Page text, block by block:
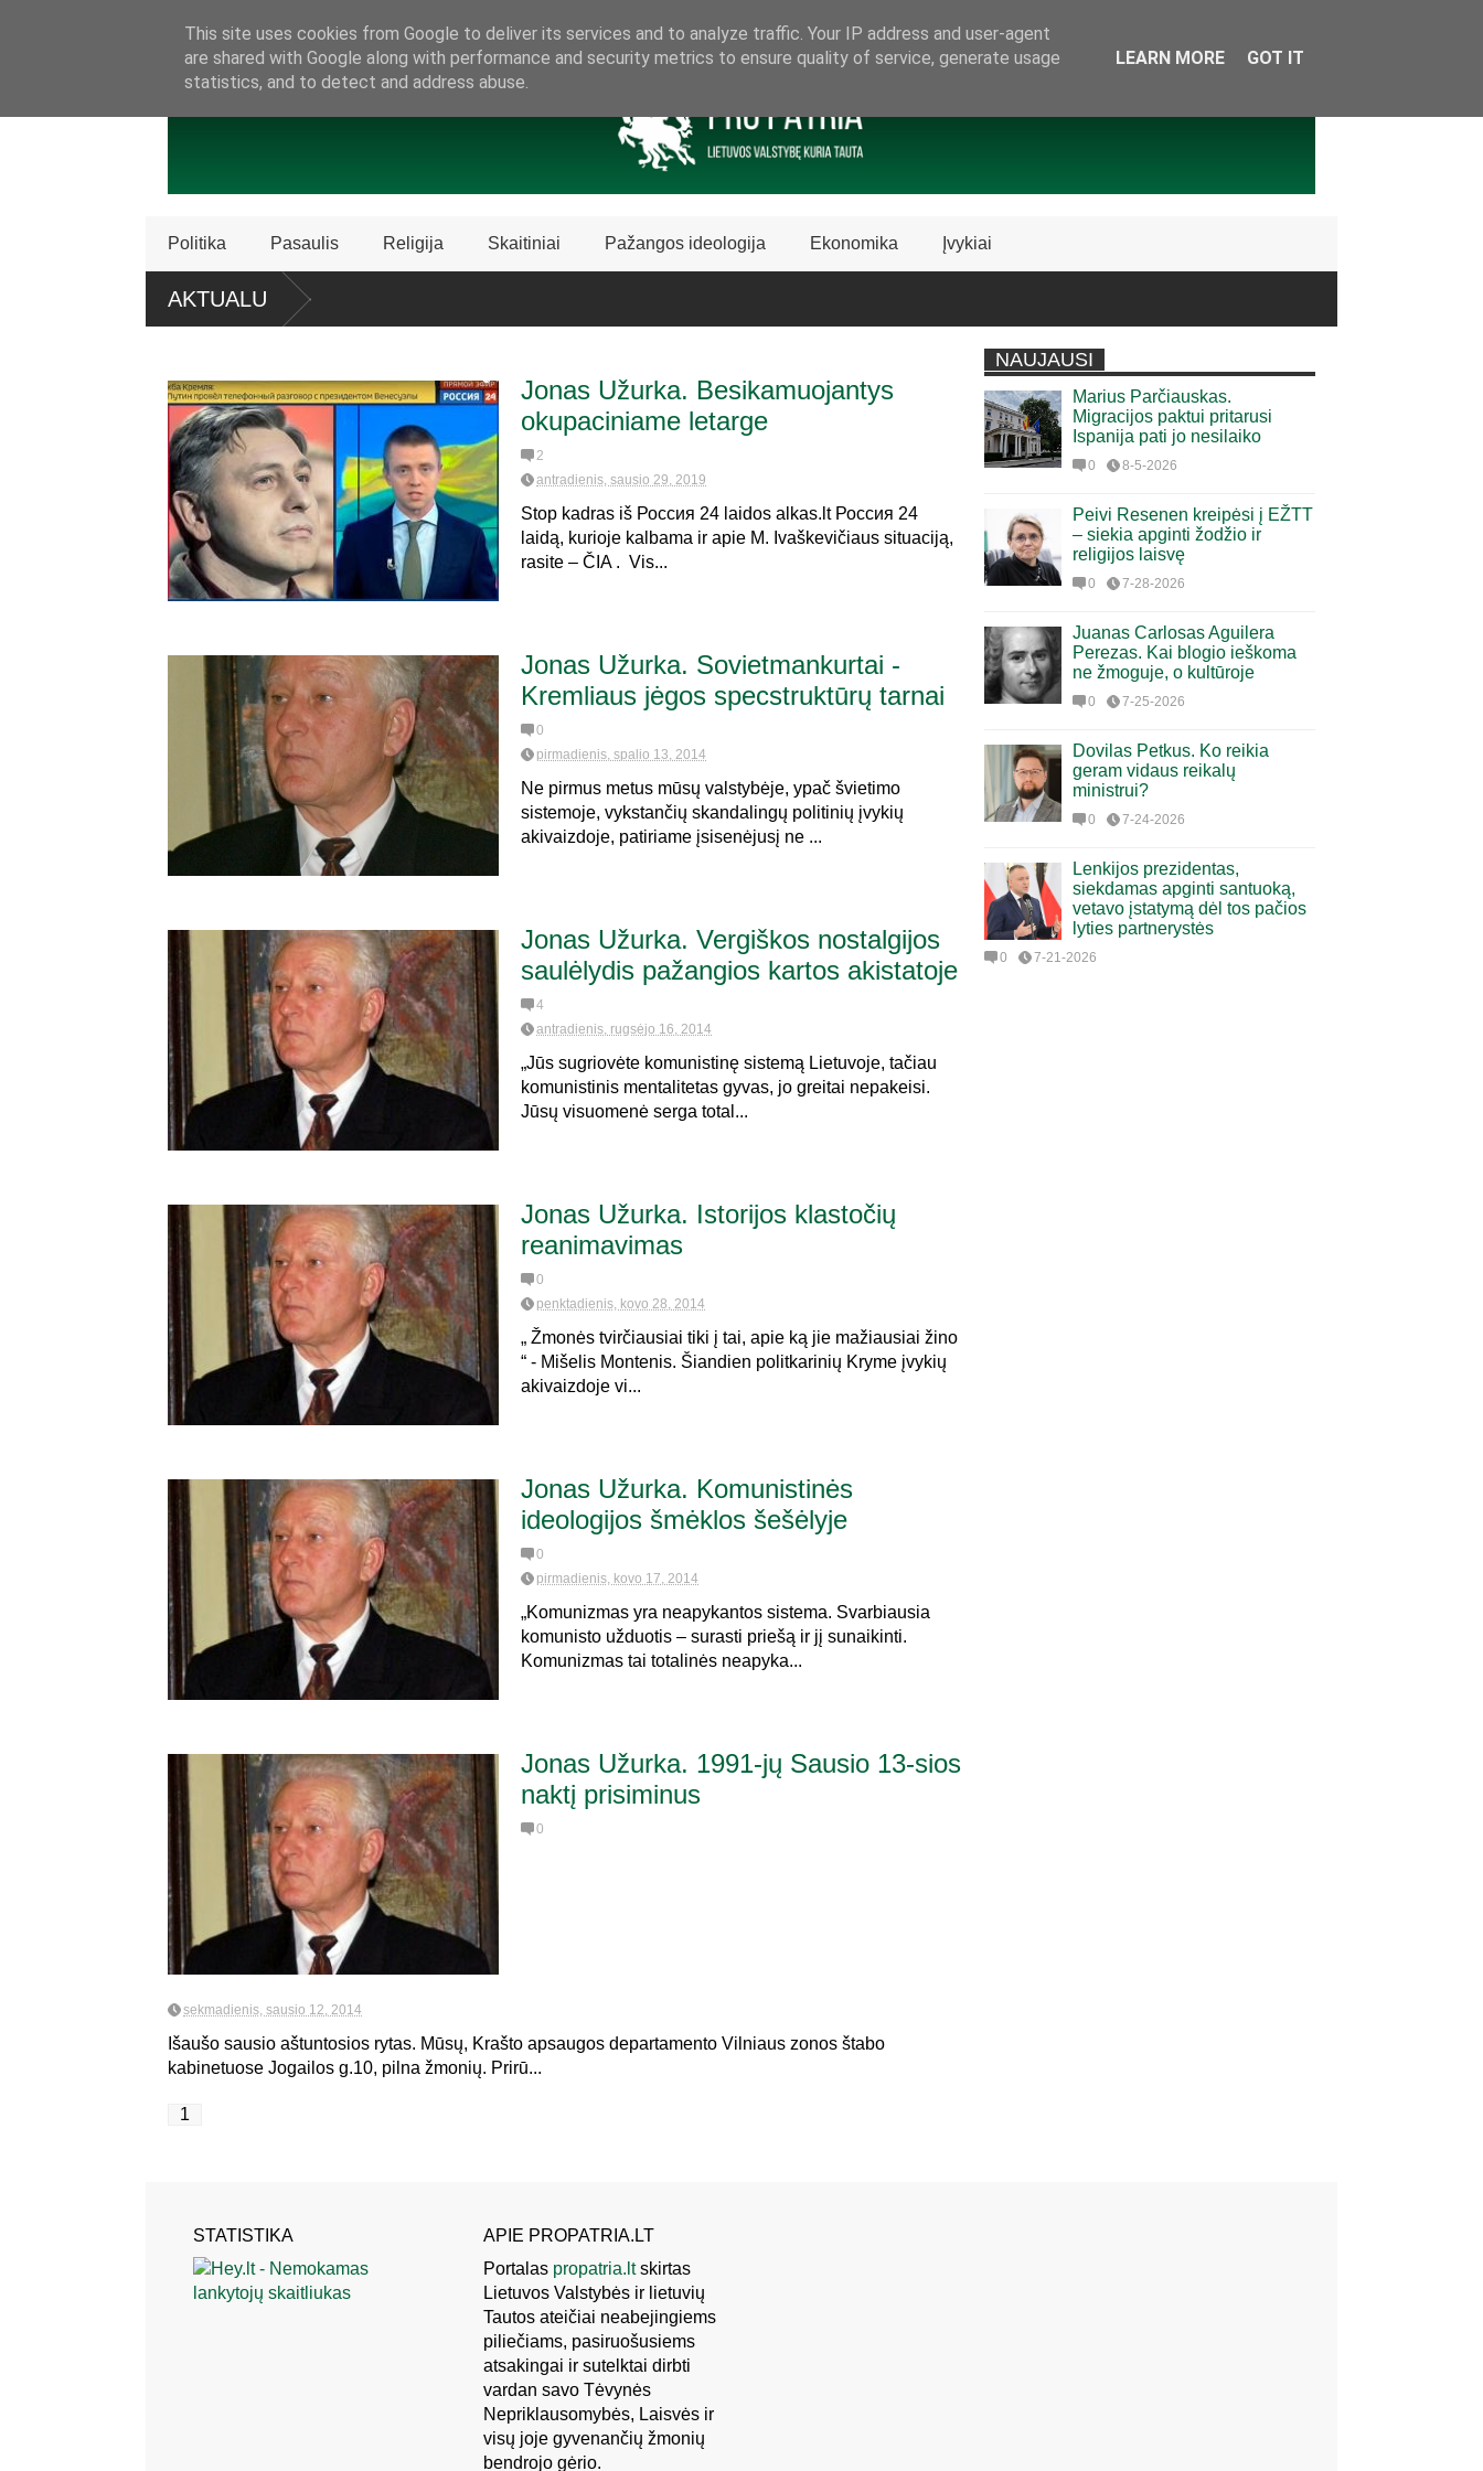
Politika Pasaulis Religija Skaitiniai Pažangos ideologija Ekonomika Įvykiai
AKTUALU
Jonas Užurka. Besikamuojantys
okupaciniame letarge
2
antradienis, sausio 29, 2019
Stop kadras iš Россия 24 laidos alkas.lt Россия 24
laidą, kurioje kalbama ir apie M. Ivaškevičiaus situaciją,
rasite – ČIA . Vis...
Jonas Užurka. Sovietmankurtai -
Kremliaus jėgos specstruktūrų tarnai
0
pirmadienis, spalio 13, 2014
Ne pirmus metus mūsų valstybėje, ypač švietimo
sistemoje, vykstančių skandalingų politinių įvykių
akivaizdoje, patiriame įsisenėjusį ne ...
Jonas Užurka. Vergiškos nostalgijos
saulėlydis pažangios kartos akistatoje
4
antradienis, rugsėjo 16, 2014
„Jūs sugriovėte komunistinę sistemą Lietuvoje, tačiau
komunistinis mentalitetas gyvas, jo greitai nepakeisi.
Jūsų visuomenė serga total...
Jonas Užurka. Istorijos klastočių
reanimavimas
0
penktadienis, kovo 28, 2014
„ Žmonės tvirčiausiai tiki į tai, apie ką jie mažiausiai žino
“ - Mišelis Montenis. Šiandien politkarinių Kryme įvykių
akivaizdoje vi...
Jonas Užurka. Komunistinės
ideologijos šmėklos šešėlyje
0
pirmadienis, kovo 17, 2014
„Komunizmas yra neapykantos sistema. Svarbiausia
komunisto užduotis – surasti priešą ir jį sunaikinti.
Komunizmas tai totalinės neapyka...
Jonas Užurka. 1991-jų Sausio 13-sios
naktį prisiminus
0
sekmadienis, sausio 12, 2014
Išaušo sausio aštuntosios rytas. Mūsų, Krašto apsaugos departamento Vilniaus zonos štabo
kabinetuose Jogailos g.10, pilna žmonių. Prirū...
1
NAUJAUSI
Marius Parčiauskas.
Migracijos paktui pritarusi
Ispanija pati jo nesilaiko
0 8-5-2026
Peivi Resenen kreipėsi į EŽTT
– siekia apginti žodžio ir
religijos laisvę
0 7-28-2026
Juanas Carlosas Aguilera
Perezas. Kai blogio ieškoma
ne žmoguje, o kultūroje
0 7-25-2026
Dovilas Petkus. Ko reikia
geram vidaus reikalų
ministrui?
0 7-24-2026
Lenkijos prezidentas,
siekdamas apginti santuoką,
vetavo įstatymą dėl tos pačios
lyties partnerystės
0 7-21-2026
STATISTIKA
APIE PROPATRIA.LT
Portalas propatria.ltskirtas
Lietuvos Valstybės ir lietuvių
Tautos ateičiai neabejingiems
piliečiams, pasiruošusiems
atsakingai ir sutelktai dirbti
vardan savo Tėvynės
Nepriklausomybės, Laisvės ir
visų joje gyvenančių žmonių
bendrojo gėrio.
This site uses cookies from Google to deliver its services and to analyze traffic. Your IP address and user-agent
are shared with Google along with performance and security metrics to ensure quality of service, generate usage
statistics, and to detect and address abuse.
LEARN MORE GOT IT